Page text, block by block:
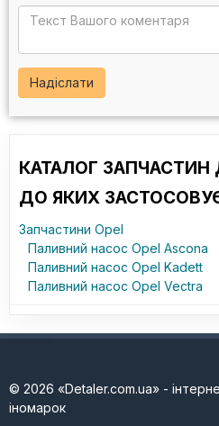
Надіслати
КАТАЛОГ ЗАПЧАСТИН
ДО ЯКИХ
Запчастини Opel
Паливний насос Opel Ascona
Паливний насос Opel Kadett
Паливний насос Opel Vectra
© 2026 «Detaler.com.ua» -
іномарок